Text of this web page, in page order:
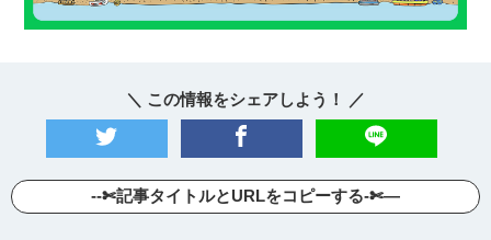
＼ この情報をシェアしよう！ ／
--✄記事タイトルとURLをコピーする-✄—